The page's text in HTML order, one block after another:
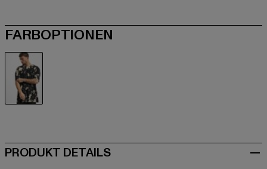
FARBOPTIONEN
PRODUKT DETAILS